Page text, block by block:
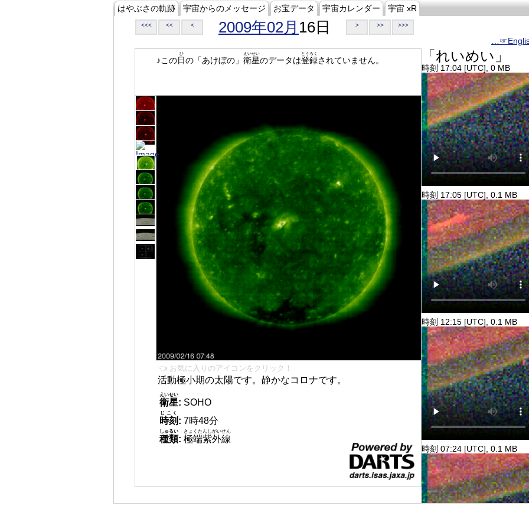
はやぶさの軌跡 宇宙からのメッセージ お宝データ 宇宙カレンダー 宇宙 xR
<<< << < 2009年02月 16日 > >> >>>
♪この日
ひ
の「あけぼの」 衛星
えいせい
のデータは登録
とうろく
されていません。
👈 お気に入りのアイコンをクリック！
活動極小期の太陽です。静かなコロナです。
衛星
えいせい
: SOHO
時刻
じこく
: 7時48分
種類
しゅるい
: 極端紫外線
きょくたんしがいせん
「れいめい」
時刻 17:04 [UTC], 0 MB
時刻 17:05 [UTC], 0.1 MB
時刻 12:15 [UTC], 0.1 MB
時刻 07:24 [UTC], 0.1 MB